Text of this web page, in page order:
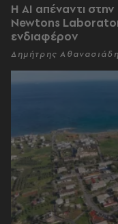
Η AI απέναντι
Newtons
ενδιαφέρον
Δημήτρης